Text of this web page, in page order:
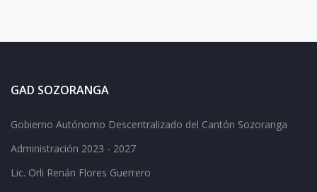
GAD SOZORANGA
Gobierno Autónomo Descentralizado del Cantón Sozoranga
Administración 2023 - 2027
Lic. Orli Renán Flores Guerrero